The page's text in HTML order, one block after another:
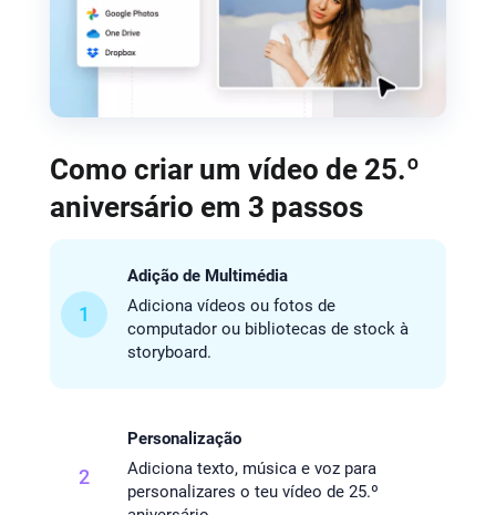
Como criar um vídeo de 25.º
aniversário em 3 passos
1
Adição de Multimédia
Adiciona vídeos ou fotos de
computador ou bibliotecas de stock à
storyboard.
2
Personalização
Adiciona texto, música e voz para
personalizares o teu vídeo de 25.º